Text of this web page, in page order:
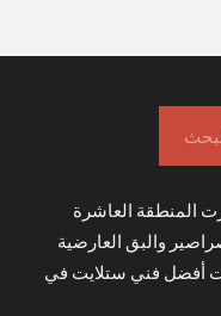
والبق العارضية
أفضل فني ستلايت في